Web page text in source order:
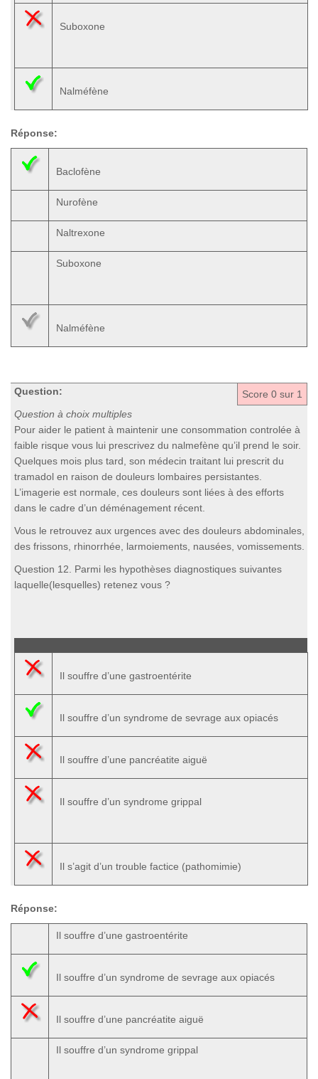
Suboxone
Nalméfène
Réponse:
Baclofène
Nurofène
Naltrexone
Suboxone
Nalméfène
Score 0 sur 1
Question:
Question à choix multiples
Pour aider le patient à maintenir une consommation controlée à
faible risque vous lui prescrivez du nalmefène qu’il prend le soir.
Quelques mois plus tard, son médecin traitant lui prescrit du
tramadol en raison de douleurs lombaires persistantes.
L’imagerie est normale, ces douleurs sont liées à des efforts
dans le cadre d’un déménagement récent.
Vous le retrouvez aux urgences avec des douleurs abdominales,
des frissons, rhinorrhée, larmoiements, nausées, vomissements.
Question 12. Parmi les hypothèses diagnostiques suivantes
laquelle(lesquelles) retenez vous ?
Il souffre d’une gastroentérite
Il souffre d’un syndrome de sevrage aux opiacés
Il souffre d’une pancréatite aiguë
Il souffre d’un syndrome grippal
Il s’agit d’un trouble factice (pathomimie)
Réponse:
Il souffre d’une gastroentérite
Il souffre d’un syndrome de sevrage aux opiacés
Il souffre d’une pancréatite aiguë
Il souffre d’un syndrome grippal